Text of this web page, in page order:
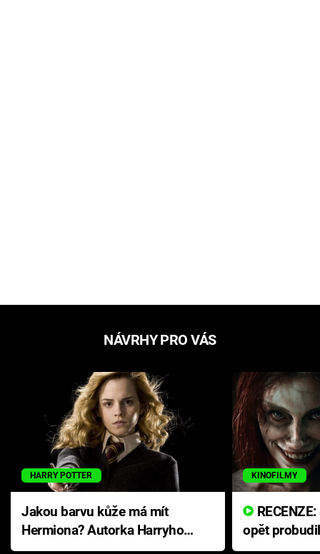
NÁVRHY PRO VÁS
HARRY POTTER
Jakou barvu kůže má mít
Hermiona? Autorka Harryho
Pottera přišla s ráznou
KINOFILMY
opět
přichází s